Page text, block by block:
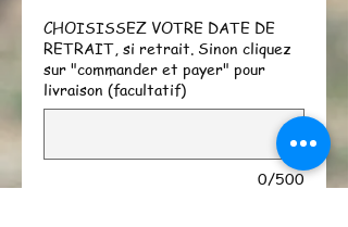
CHOISISSEZ VOTRE DATE DE
RETRAIT, si retrait. Sinon cliquez
sur "commander et payer" pour
livraison (facultatif)
0/500